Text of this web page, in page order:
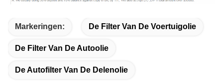
Markeringen: De Filter Van De Voertuigolie
De Filter Van De Autoolie
De Autofilter Van De Delenolie